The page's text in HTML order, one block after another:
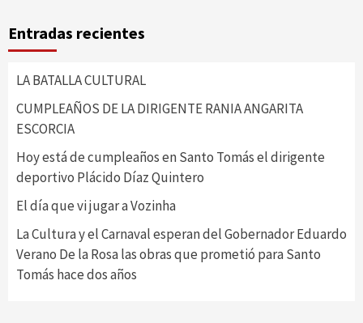
Entradas recientes
LA BATALLA CULTURAL
CUMPLEAÑOS DE LA DIRIGENTE RANIA ANGARITA
ESCORCIA
Hoy está de cumpleaños en Santo Tomás el dirigente
deportivo Plácido Díaz Quintero
El día que vi jugar a Vozinha
La Cultura y el Carnaval esperan del Gobernador Eduardo
Verano De la Rosa las obras que prometió para Santo
Tomás hace dos años